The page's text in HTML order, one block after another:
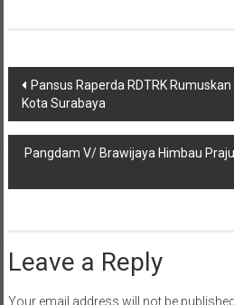
Post
navigation
Pansus Raperda RDTRK
Kota Surabaya
Pangdam V/ Brawijaya Himbau
Leave a Reply
Your email address will not be published.